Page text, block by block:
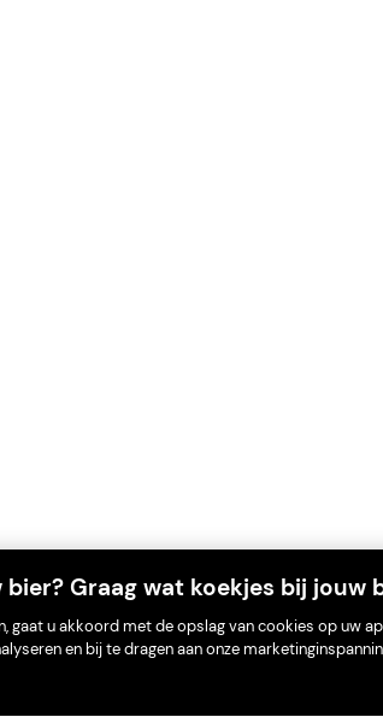
Graag wat koekjes bij jouw
gaat u akkoord met de opslag van cookies op uw
en bij te dragen aan onze